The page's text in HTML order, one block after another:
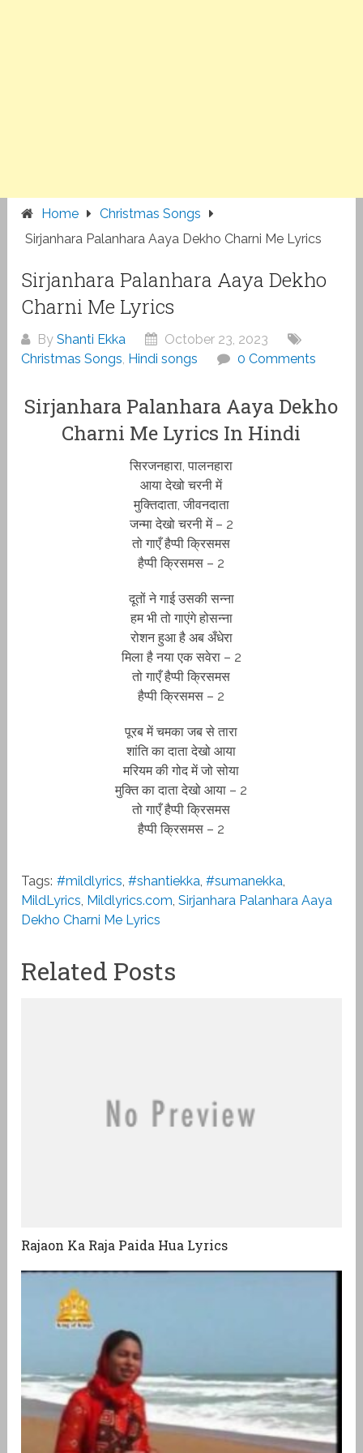
Home
Christmas Songs
Sirjanhara Palanhara Aaya Dekho Charni Me Lyrics
Sirjanhara Palanhara Aaya Dekho
Charni Me Lyrics
ByShanti Ekka
October 23, 2023
Christmas Songs, Hindi songs 0 Comments
Sirjanhara Palanhara Aaya Dekho
Charni Me Lyrics In Hindi
सिरजनहारा, पालनहारा
आया देखो चरनी में
मुक्तिदाता, जीवनदाता
जन्मा देखो चरनी में – 2
तो गाएँ हैप्पी क्रिसमस
हैप्पी क्रिसमस – 2
दूतों ने गाई उसकी सन्ना
हम भी तो गाएंगे होसन्ना
रोशन हुआ है अब अँधेरा
मिला है नया एक सवेरा – 2
तो गाएँ हैप्पी क्रिसमस
हैप्पी क्रिसमस – 2
पूरब में चमका जब से तारा
शांति का दाता देखो आया
मरियम की गोद में जो सोया
मुक्ति का दाता देखो आया – 2
तो गाएँ हैप्पी क्रिसमस
हैप्पी क्रिसमस – 2
Tags: #mildlyrics,#shantiekka,#sumanekka,
MildLyrics, Mildlyrics.com,Sirjanhara Palanhara Aaya
Dekho Charni Me Lyrics
Related Posts
Rajaon Ka Raja Paida Hua Lyrics